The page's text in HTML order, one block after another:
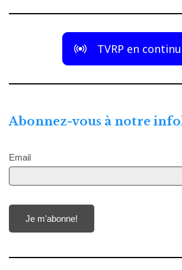
TVRP en continu
Abonnez-vous à notre
Email
Je m'abonne!